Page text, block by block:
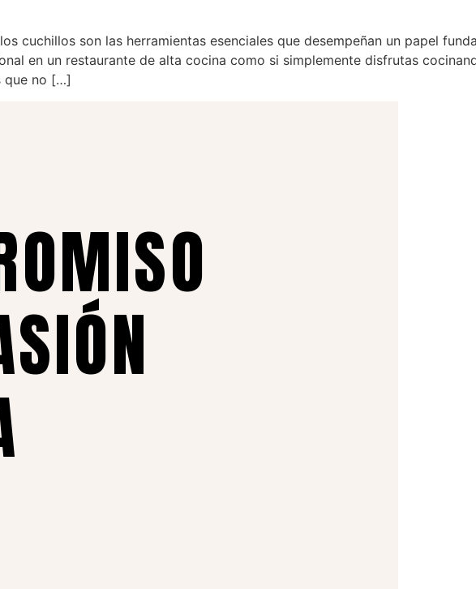
cuchillos son las herramientas esenciales que desempeñan un papel
en un restaurante de alta cocina como si simplemente disfrutas
que no […]